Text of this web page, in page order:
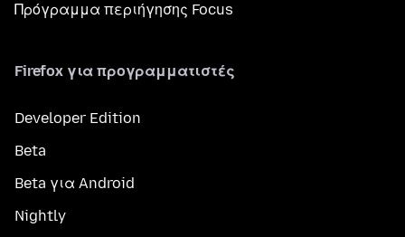
Πρόγραμμα περιήγησης Focus
Firefox για προγραμματιστές
Developer Edition
Beta
Beta για Android
Nightly